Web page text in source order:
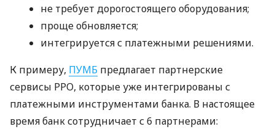
не требует дорогостоящего оборудования;
проще обновляется;
интегрируется с платежными решениями.
К примеру, ПУМБ предлагает партнерские
сервисы РРО, которые уже интегрированы с
платежными инструментами банка. В настоящее
время банк сотрудничает с 6 партнерами: